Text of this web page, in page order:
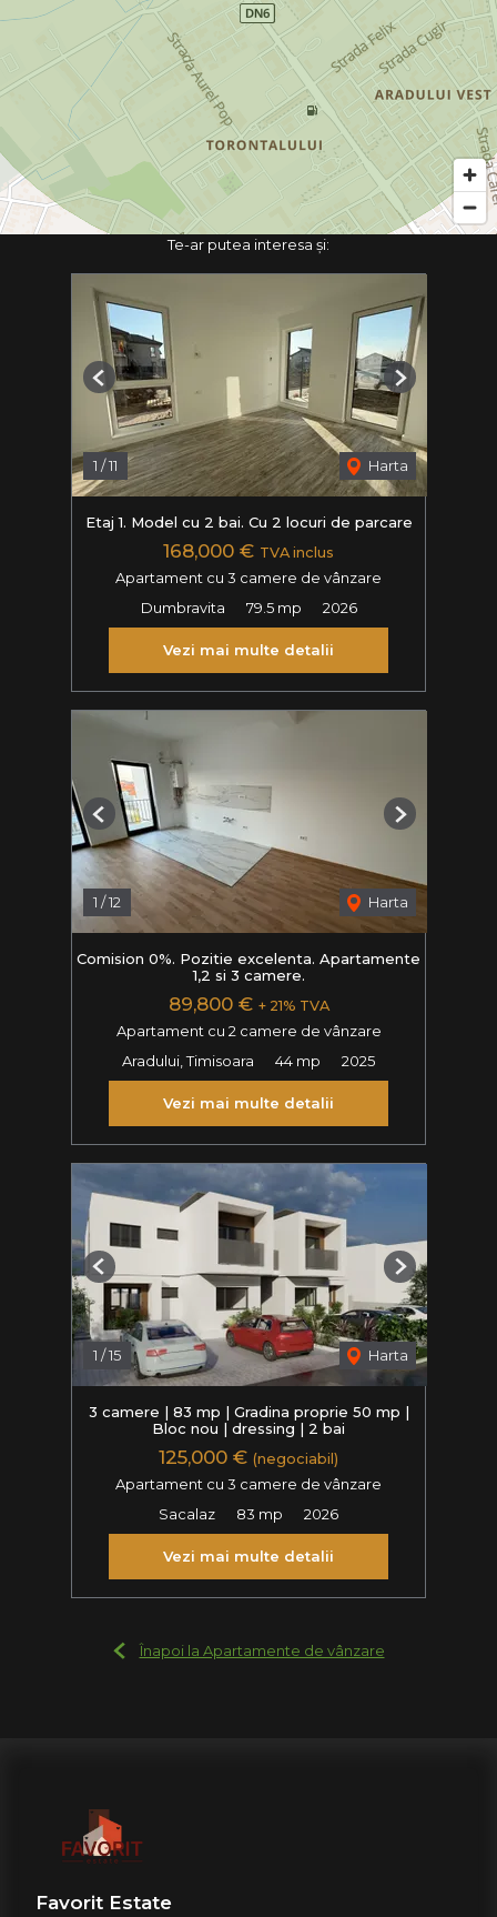
Te-ar putea interesa și:
1 /11 Harta
Previous Next
Etaj 1. Model cu 2 bai. Cu 2 locuri de parcare
168,000 € TVA inclus
Apartament cu 3 camere de vânzare
Dumbravita
79.5 mp 2026
Vezi mai multe detalii
1 /12 Harta
Previous Next
Comision 0%. Pozitie excelenta. Apartamente
1,2 si 3 camere.
89,800 € + 21% TVA
Apartament cu 2 camere de vânzare
Aradului, Timisoara
44 mp 2025
Vezi mai multe detalii
1 /15 Harta
Previous Next
3 camere | 83 mp | Gradina proprie 50 mp |
Bloc nou | dressing | 2 bai
125,000 € (negociabil)
Apartament cu 3 camere de vânzare
Sacalaz
83 mp 2026
Vezi mai multe detalii
Înapoi la Apartamente de vânzare
Favorit Estate